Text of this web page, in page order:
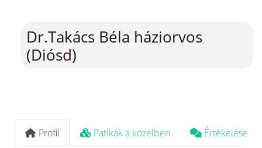
Dr.Takács Béla háziorvos
(Diósd)
Profil Patikák a közelben Értékelések